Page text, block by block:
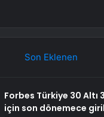
Son Eklenen
Forbes Türkiye 30 Altı
için son dönemece